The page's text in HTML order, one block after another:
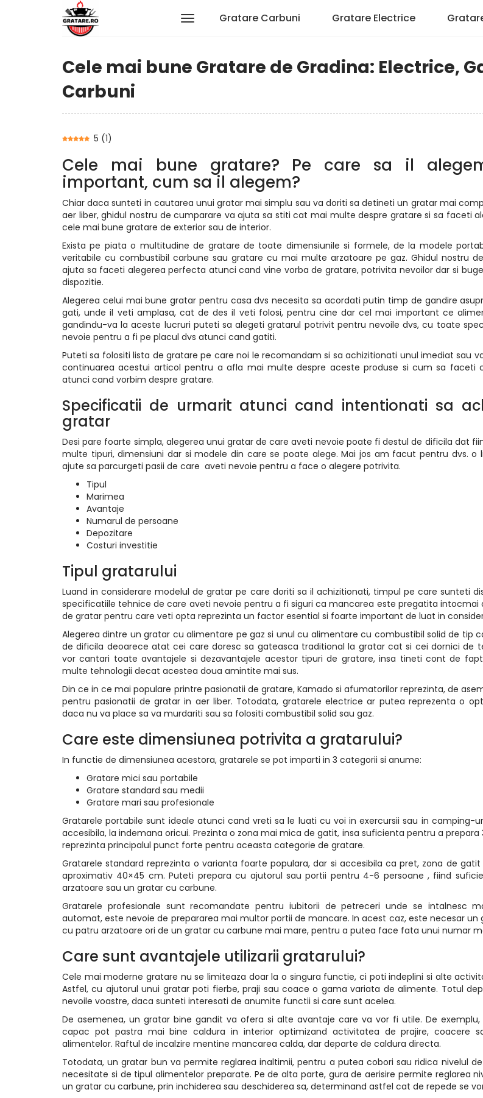
Gratare Carbuni Gratare Electrice
Cele mai bune Gratare de Gradina: Electrice,
Carbuni
5 (1)
Cele mai bune gratare? Pe care sa il
important, cum sa il alegem?
Chiar daca sunteti in cautarea unui gratar mai simplu sau va doriti sa detineti un gratar mai
aer liber, ghidul nostru de cumparare va ajuta sa stiti cat mai multe despre gratare si sa faceti
cele mai bune gratare de exterior sau de interior.
Exista pe piata o multitudine de gratare de toate dimensiunile si formele, de la modele
veritabile cu combustibil carbune sau gratare cu mai multe arzatoare pe gaz. Ghidul nostru
ajuta sa faceti alegerea perfecta atunci cand vine vorba de gratare, potrivita nevoilor dar si
dispozitie.
Alegerea celui mai bune gratar pentru casa dvs necesita sa acordati putin timp de gandire
gati, unde il veti amplasa, cat de des il veti folosi, pentru cine dar cel mai important ce
gandindu-va la aceste lucruri puteti sa alegeti gratarul potrivit pentru nevoile dvs, cu toate
nevoie pentru a fi pe placul dvs atunci cand gatiti.
Puteti sa folositi lista de gratare pe care noi le recomandam si sa achizitionati unul imediat sau
continuarea acestui articol pentru a afla mai multe despre aceste produse si cum sa faceti
atunci cand vorbim despre gratare.
Specificatii de urmarit atunci cand intentionati sa
gratar
Desi pare foarte simpla, alegerea unui gratar de care aveti nevoie poate fi destul de dificila dat
multe tipuri, dimensiuni dar si modele din care se poate alege. Mai jos am facut pentru dvs. o
ajute sa parcurgeti pasii de care aveti nevoie pentru a face o alegere potrivita.
Tipul
Marimea
Avantaje
Numarul de persoane
Depozitare
Costuri investitie
Tipul gratarului
Luand in considerare modelul de gratar pe care doriti sa il achizitionati, timpul pe care sunteti
specificatiile tehnice de care aveti nevoie pentru a fi siguri ca mancarea este pregatita intocmai
de gratar pentru care veti opta reprezinta un factor esential si foarte important de luat in
Alegerea dintre un gratar cu alimentare pe gaz si unul cu alimentare cu combustibil solid de tip
de dificila deoarece atat cei care doresc sa gateasca traditional la gratar cat si cei dornici de
vor cantari toate avantajele si dezavantajele acestor tipuri de gratare, insa tineti cont de
multe tehnologii decat acestea doua amintite mai sus.
Din ce in ce mai populare printre pasionatii de gratare, Kamado si afumatorilor reprezinta, de
pentru pasionatii de gratar in aer liber. Totodata, gratarele electrice ar putea reprezenta o
daca nu va place sa va murdariti sau sa folositi combustibil solid sau gaz.
Care este dimensiunea potrivita a gratarului?
In functie de dimensiunea acestora, gratarele se pot imparti in 3 categorii si anume:
Gratare mici sau portabile
Gratare standard sau medii
Gratare mari sau profesionale
Gratarele portabile sunt ideale atunci cand vreti sa le luati cu voi in exercursii sau in camping-
accesibila, la indemana oricui. Prezinta o zona mai mica de gatit, insa suficienta pentru a prepara
reprezinta principalul punct forte pentru aceasta categorie de gratare.
Gratarele standard reprezinta o varianta foarte populara, dar si accesibila ca pret, zona de
aproximativ 40×45 cm. Puteti prepara cu ajutorul sau portii pentru 4-6 persoane , fiind
arzatoare sau un gratar cu carbune.
Gratarele profesionale sunt recomandate pentru iubitorii de petreceri unde se intalnesc
automat, este nevoie de prepararea mai multor portii de mancare. In acest caz, este necesar un
cu patru arzatoare ori de un gratar cu carbune mai mare, pentru a putea face fata unui numar
Care sunt avantajele utilizarii gratarului?
Cele mai moderne gratare nu se limiteaza doar la o singura functie, ci poti indeplini si alte
Astfel, cu ajutorul unui gratar poti fierbe, praji sau coace o gama variata de alimente. Totul
nevoile voastre, daca sunteti interesati de anumite functii si care sunt acelea.
De asemenea, un gratar bine gandit va ofera si alte avantaje care va vor fi utile. De
capac pot pastra mai bine caldura in interior optimizand activitatea de prajire, coacere
alimentelor. Raftul de incalzire mentine mancarea calda, dar departe de caldura directa.
Totodata, un gratar bun va permite reglarea inaltimii, pentru a putea cobori sau ridica nivelul
necesitate si de tipul alimentelor preparate. Pe de alta parte, gura de aerisire permite reglarea
un gratar cu carbune, prin inchiderea sau deschiderea sa, determinand astfel cat de repede se